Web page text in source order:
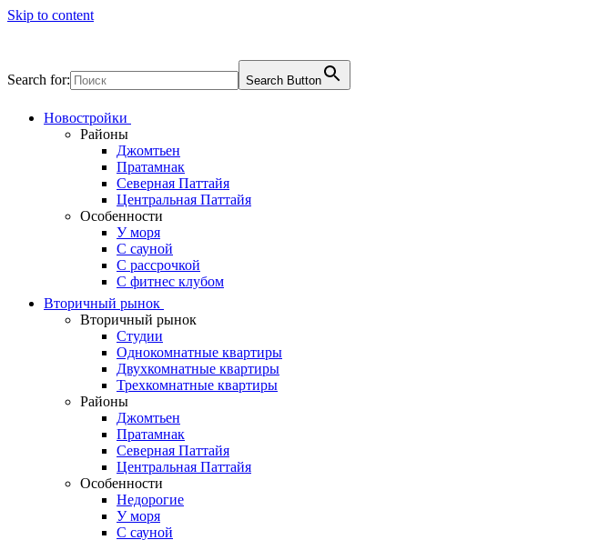
Skip to content
Search for: Search Button
Новостройки
Районы
Джомтьен
Пратамнак
Северная Паттайя
Центральная Паттайя
Особенности
У моря
С сауной
С рассрочкой
С фитнес клубом
Вторичный рынок
Вторичный рынок
Студии
Однокомнатные квартиры
Двухкомнатные квартиры
Трехкомнатные квартиры
Районы
Джомтьен
Пратамнак
Северная Паттайя
Центральная Паттайя
Особенности
Недорогие
У моря
С сауной